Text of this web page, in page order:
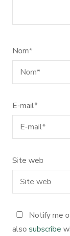
Nom*
E-mail*
Site web
Notify me
also subscribe